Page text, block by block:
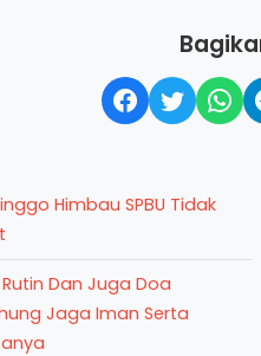
Himbau SPBU Tidak
Dan Juga Doa
Jaga Iman Serta